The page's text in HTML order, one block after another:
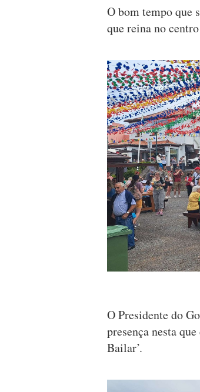
O bom tempo que
que reina no
O Presidente do
presença nesta
Bailar’.